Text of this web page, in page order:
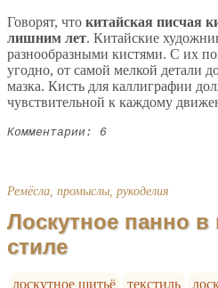
Говорят, что китайская писчая
лишним лет. Китайские
разнообразными кистями. С их
угодно, от самой мелкой детали
мазка. Кисть для каллиграфии
чувствительной к каждому
Комментарии: 6
Ремёсла, промыслы, рукоделия
Лоскутное панно в
стиле
лоскутное шитьё текстиль